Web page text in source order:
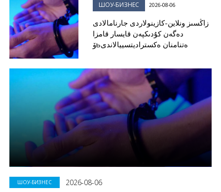
ШОУ-БИЗНЕС 2026-08-06
زاڭسىز ونلاين-كازينولاردى جارنامالادى
دەگەن كۇدىكپەن قايسار قامزا
ۆьەتنامنان ەكستراديتسييالاندى
ШОУ-БИЗНЕС
2026-08-06